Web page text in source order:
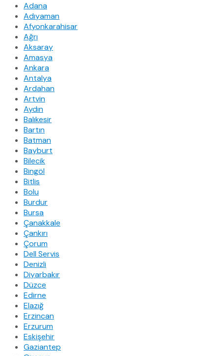
Adana
Adıyaman
Afyonkarahisar
Ağrı
Aksaray
Amasya
Ankara
Antalya
Ardahan
Artvin
Aydın
Balıkesir
Bartın
Batman
Bayburt
Bilecik
Bingöl
Bitlis
Bolu
Burdur
Bursa
Çanakkale
Çankırı
Çorum
Dell Servis
Denizli
Diyarbakır
Düzce
Edirne
Elazığ
Erzincan
Erzurum
Eskişehir
Gaziantep